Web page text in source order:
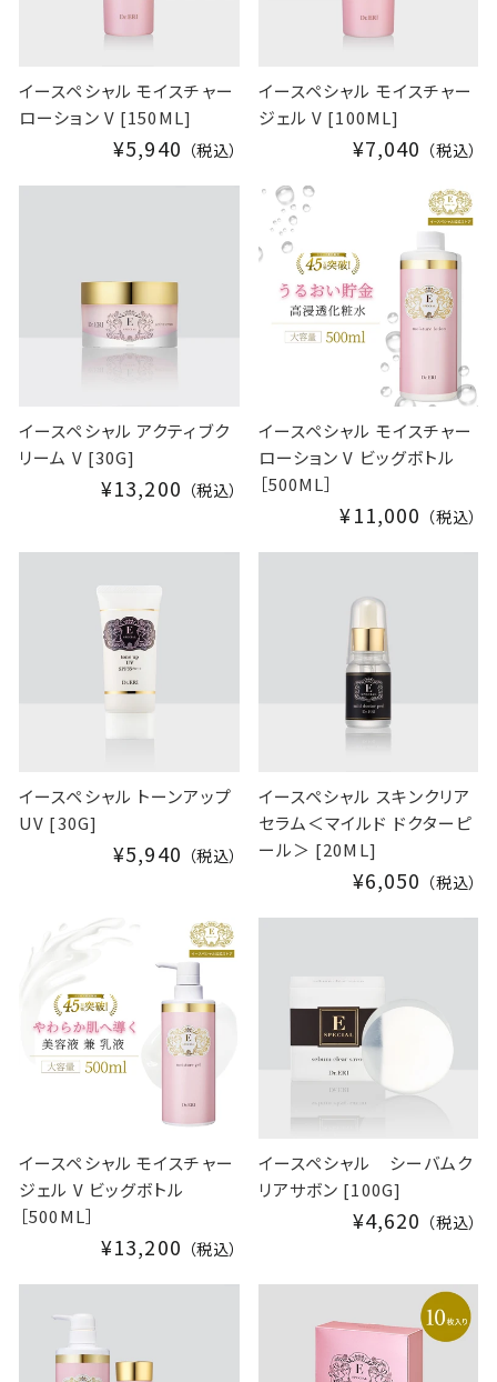
イースペシャル モイスチャー
ローション V [150ML]
¥5,940 （税込）
イースペシャル モイスチャー
ジェル V [100ML]
¥7,040 （税込）
イースペシャル アクティブク
リーム V [30G]
¥13,200 （税込）
イースペシャル モイスチャー
ローション V ビッグボトル
［500ML］
¥11,000 （税込）
イースペシャル トーンアップ
UV [30G]
¥5,940 （税込）
イースペシャル スキンクリア
セラム＜マイルド ドクターピ
ール＞ [20ML]
¥6,050 （税込）
イースペシャル モイスチャー
ジェル V ビッグボトル
［500ML］
¥13,200 （税込）
イースペシャル シーバムク
リアサボン [100G]
¥4,620 （税込）